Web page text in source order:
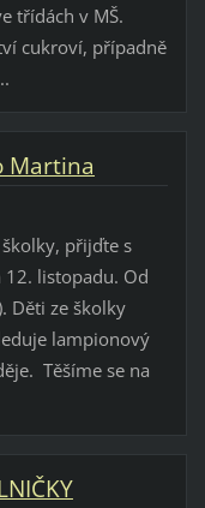
třídách v MŠ.
cukroví, případně
Martina
přijďte s
listopadu. Od
Děti ze školky
lampionový
Těšíme se na